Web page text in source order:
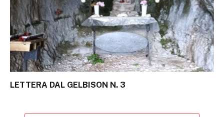
LETTERA DAL GELBISON N. 3